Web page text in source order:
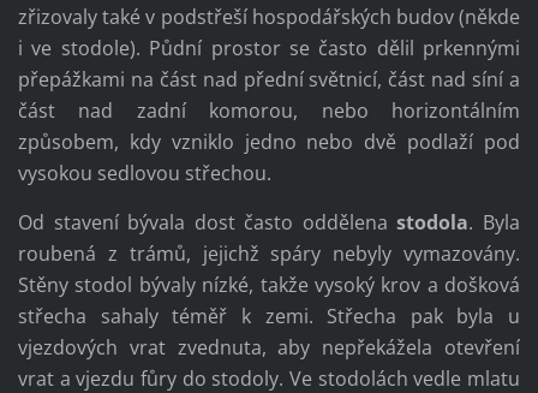
zřizovaly také v podstřeší hospodářských budov (někde
i ve stodole). Půdní prostor se často dělil prkennými
přepážkami na část nad přední světnicí, část nad síní a
část nad zadní komorou, nebo horizontálním
způsobem, kdy vzniklo jedno nebo dvě podlaží pod
vysokou sedlovou střechou.
Od stavení bývala dost často oddělenastodola. Byla
roubená z trámů, jejichž spáry nebyly vymazovány.
Stěny stodol bývaly nízké, takže vysoký krov a došková
střecha sahaly téměř k zemi. Střecha pak byla u
vjezdových vrat zvednuta, aby nepřekážela otevření
vrat a vjezdu fůry do stodoly. Ve stodolách vedle mlatu